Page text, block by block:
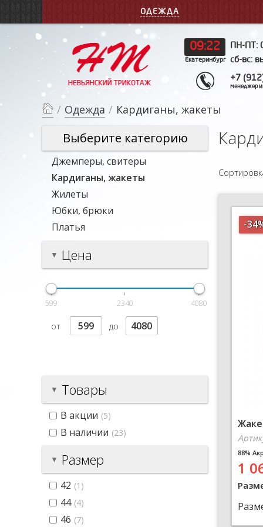
ОДЕЖДА
09:22
Екатеринбург
ПН-ПТ:
сб-вс:
+7
менеджер
/ Одежда / Кардиганы, жакеты
Выберите категорию
Джемперы, свитеры
Кардиганы, жакеты
Жилеты
Юбки, брюки
Платья
Цена
599 2340 4080
от до
Товары
В акции (5)
В наличии (23)
Размер
42 (1)
44 (4)
46 (7)
-
88%
1